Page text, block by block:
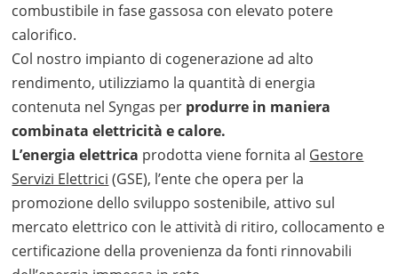
combustibile in fase gassosa con elevato potere
calorifico.
Col nostro impianto di cogenerazione ad alto
rendimento, utilizziamo la quantità di energia
contenuta nel Syngas per produrre in maniera
combinata elettricità e calore.
L’energia elettrica prodotta viene fornita al Gestore
Servizi Elettrici (GSE), l’ente che opera per la
promozione dello sviluppo sostenibile, attivo sul
mercato elettrico con le attività di ritiro, collocamento e
certificazione della provenienza da fonti rinnovabili